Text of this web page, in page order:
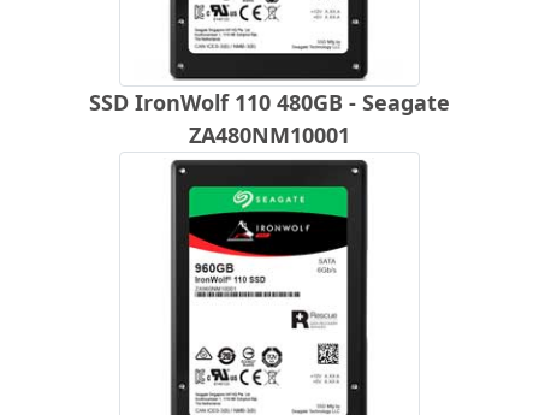
SSD IronWolf 110 480GB - Seagate
ZA480NM10001